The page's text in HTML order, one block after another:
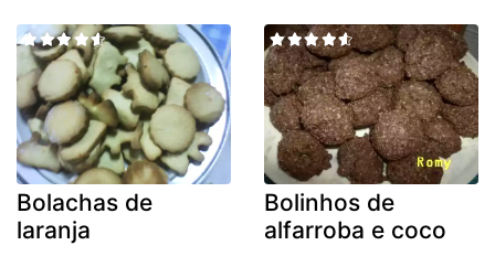
Bolachas de
laranja
Bolinhos de
alfarroba e coco